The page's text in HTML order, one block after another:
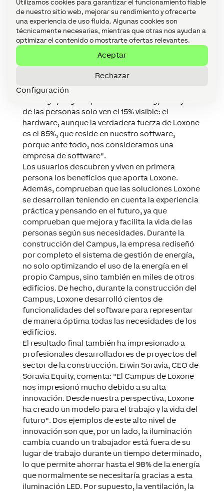
Utilizamos cookies para garantizar el funcionamiento fiable
de nuestro sitio web, mejorar su rendimiento y ofrecerte
una experiencia de uso fluida. Algunas cookies son
técnicamente necesarias, mientras que otras nos ayudan a
optimizar el contenido o mostrarte ofertas relevantes.
Aceptar
Rechazar
Configuración
exteriores, así como del servicio de
habitaciones.
La tecnología detrás de la
idea
A simple vista, los usuarios pueden detectar la
innovación y tecnología en cada rincón de este
proyecto. Thomas Moser comenta: "Sin
de las personas solo ven el 15% visible: el
hardware, aunque la verdadera fuerza de Loxone
es el 85%, que reside en nuestro software,
porque ante todo, nos consideramos una
empresa de software".
Los usuarios descubren y viven en primera
persona los beneficios que aporta Loxone.
Además, comprueban que las soluciones Loxone
se desarrollan teniendo en cuenta la experiencia
práctica y pensando en el futuro, ya que
comprueban que mejora y facilita la vida de las
personas según sus necesidades. Durante la
construcción del Campus, la empresa rediseñó
por completo el sistema de gestión de energía,
no solo optimizando el uso de la energía en el
propio Campus, sino también en miles de otros
edificios. De hecho, durante la construcción del
Campus, Loxone desarrolló cientos de
funcionalidades del software para representar
de manera óptima todas las necesidades de los
edificios.
El resultado final también ha impresionado a
profesionales desarrolladores de proyectos del
sector de la construcción. Erwin Soravia, CEO de
Soravia Equity, comenta: "El Campus de Loxone
nos impresionó mucho debido a su alta
innovación. Desde nuestra perspectiva, Loxone
ha creado un modelo para el trabajo y la vida del
futuro". Dos ejemplos de este alto nivel de
innovación son que, por un lado, la iluminación
cambia cuando un trabajador está fuera de su
lugar de trabajo durante un tiempo determinado,
lo que permite ahorrar hasta el 98% de la energía
que normalmente se necesitaría gracias a esta
iluminación LED. Por supuesto, la ventilación, la